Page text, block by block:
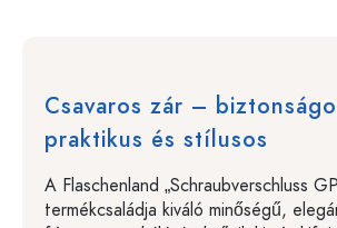
Csavaros zár –
praktikus és stílusos
A Flaschenland „Schraubverschluss
termékcsaládja kiváló minőségű,